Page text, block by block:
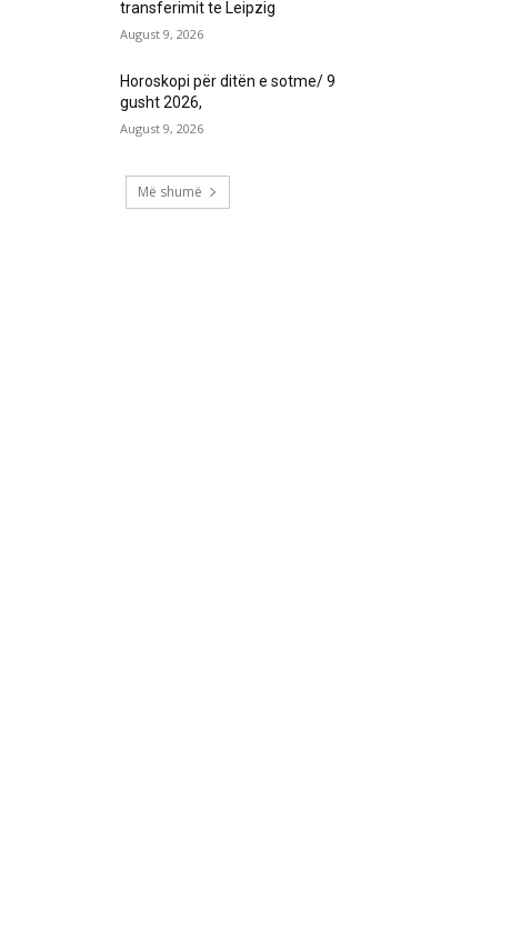
transferimit te Leipzig
August 9, 2026
Horoskopi për ditën e sotme/ 9
gusht 2026,
August 9, 2026
Më shumë